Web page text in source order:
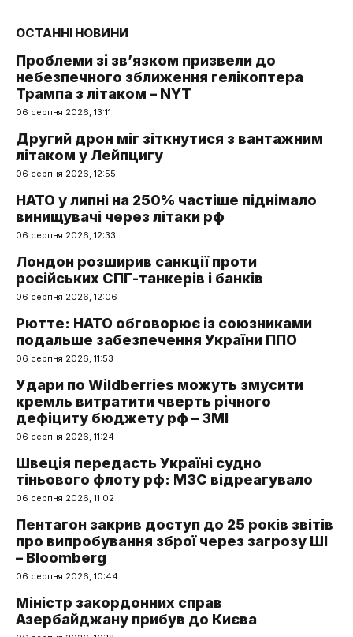
ОСТАННІ НОВИНИ
Проблеми зі зв’язком призвели до
небезпечного зближення гелікоптера
Трампа з літаком – NYT
06 серпня 2026, 13:11
Другий дрон міг зіткнутися з вантажним
літаком у Лейпцигу
06 серпня 2026, 12:55
НАТО у липні на 250% частіше піднімало
винищувачі через літаки рф
06 серпня 2026, 12:33
Лондон розширив санкції проти
російських СПГ-танкерів і банків
06 серпня 2026, 12:06
Рютте: НАТО обговорює із союзниками
подальше забезпечення України ППО
06 серпня 2026, 11:53
Удари по Wildberries можуть змусити
кремль витратити чверть річного
дефіциту бюджету рф – ЗМІ
06 серпня 2026, 11:24
Швеція передасть Україні судно
тіньового флоту рф: МЗС відреагувало
06 серпня 2026, 11:02
Пентагон закрив доступ до 25 років звітів
про випробування зброї через загрозу ШІ
– Bloomberg
06 серпня 2026, 10:44
Міністр закордонних справ
Азербайджану прибув до Києва